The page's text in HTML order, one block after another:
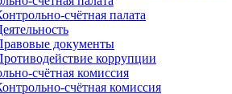
счётная палата
документы
коррупции
счётная комиссия
счётная комиссия